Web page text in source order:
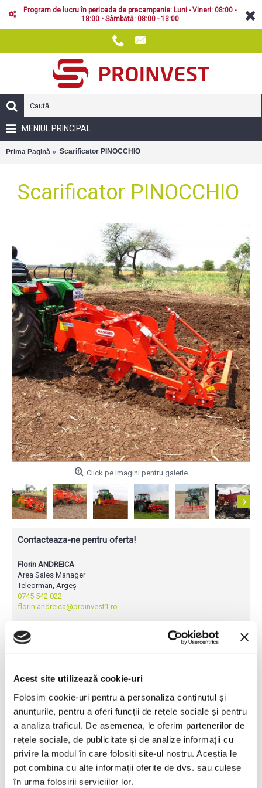
Acest site utilizează cookie-uri
Folosim cookie-uri pentru a personaliza conținutul și
anunțurile, pentru a oferi funcții de rețele sociale și pentru
a analiza traficul. De asemenea, le oferim partenerilor de
rețele sociale, de publicitate și de analize informații cu
privire la modul în care folosiți site-ul nostru. Aceștia le
pot combina cu alte informații oferite de dvs. sau culese
în urma folosirii serviciilor lor.
Program de lucru în perioada de precampanie: Luni - Vineri: 08:00 -
18:00 • Sâmbătă: 08:00 - 13:00
MENIUL PRINCIPAL
Prima Pagină Scarificator PINOCCHIO
Scarificator PINOCCHIO
Click pe imagini pentru galerie
Contacteaza-ne pentru oferta!
Florin ANDREICA
Area Sales Manager
Teleorman, Argeș
0745 542 022
florin.andreica@proinvest1.ro
Area Sales Manager
Area Sales Manager
Dolj, Gorj, Olt, Mehedinți, Vâlcea
0751 291 530
Producător: Maschio Gaspardo